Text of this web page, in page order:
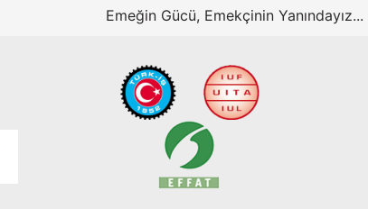
Emeğin Gücü, Emekçinin Yanındayız...